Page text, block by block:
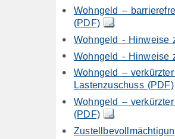
Wohngeld –
(PDF)
Wohngeld - Hinweise
Wohngeld - Hinweise
Wohngeld –
Lastenzuschuss (PDF)
Wohngeld –
(PDF)